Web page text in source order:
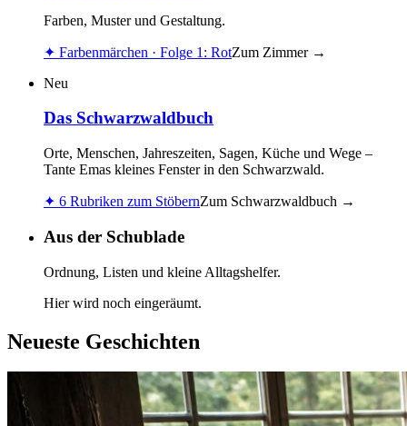
Farben, Muster und Gestaltung.
✦ Farbenmärchen · Folge 1: RotZum Zimmer →
Neu
Das Schwarzwaldbuch
Orte, Menschen, Jahreszeiten, Sagen, Küche und Wege –
Tante Emas kleines Fenster in den Schwarzwald.
✦ 6 Rubriken zum StöbernZum Schwarzwaldbuch →
Aus der Schublade
Ordnung, Listen und kleine Alltagshelfer.
Hier wird noch eingeräumt.
Neueste Geschichten